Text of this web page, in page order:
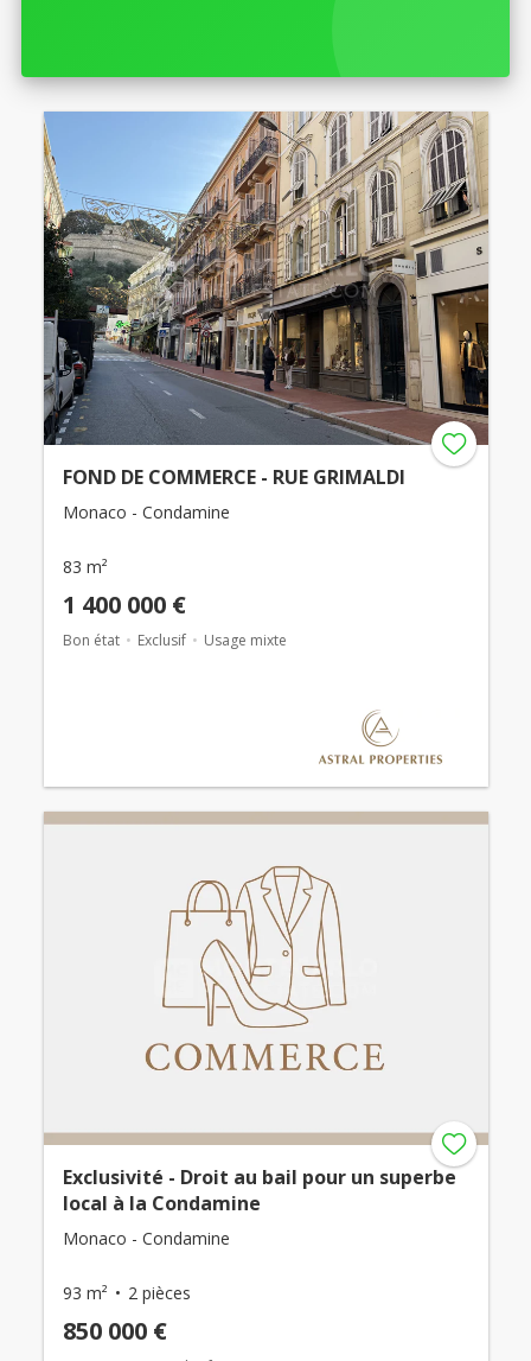
FOND DE COMMERCE - RUE GRIMALDI
Monaco - Condamine
83 m²
1 400 000 €
Bon état Exclusif Usage mixte
Exclusivité - Droit au bail pour un superbe
local à la Condamine
Monaco - Condamine
93 m² 2 pièces
850 000 €